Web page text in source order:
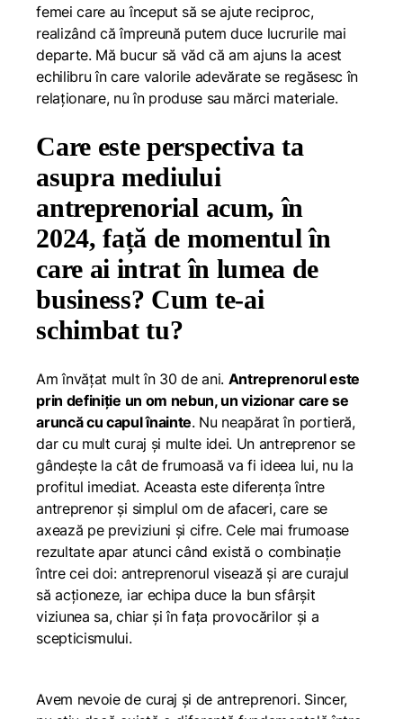
femei care au început să se ajute reciproc,
realizând că împreună putem duce lucrurile mai
departe. Mă bucur să văd că am ajuns la acest
echilibru în care valorile adevărate se regăsesc în
relaționare, nu în produse sau mărci materiale.
Care este perspectiva ta
asupra mediului
antreprenorial acum, în
2024, față de momentul în
care ai intrat în lumea de
business? Cum te-ai
schimbat tu?
Am învățat mult în 30 de ani. Antreprenorul este
prin definiție un om nebun, un vizionar care se
aruncă cu capul înainte. Nu neapărat în portieră,
dar cu mult curaj și multe idei. Un antreprenor se
gândește la cât de frumoasă va fi ideea lui, nu la
profitul imediat. Aceasta este diferența între
antreprenor și simplul om de afaceri, care se
axează pe previziuni și cifre. Cele mai frumoase
rezultate apar atunci când există o combinație
între cei doi: antreprenorul visează și are curajul
să acționeze, iar echipa duce la bun sfârșit
viziunea sa, chiar și în fața provocărilor și a
scepticismului.
Avem nevoie de curaj și de antreprenori. Sincer,